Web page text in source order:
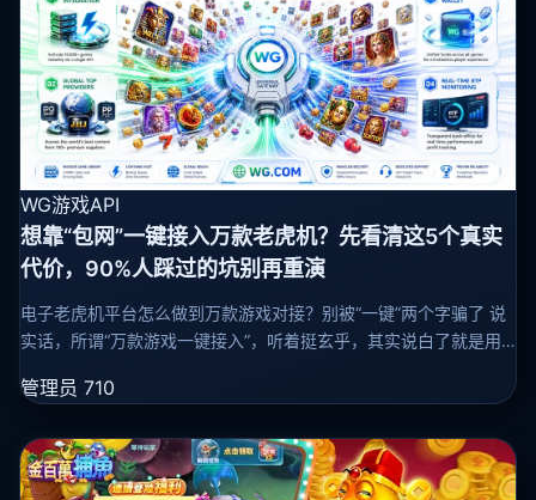
WG游戏API
想靠“包网”一键接入万款老虎机？先看清这5个真实
代价，90%人踩过的坑别再重演
电子老虎机平台怎么做到万款游戏对接？别被“一键”两个字骗了 说
实话，所谓“万款游戏一键接入”，听着挺玄乎，其实说白了就是用
口。听起来像开
管理员 710